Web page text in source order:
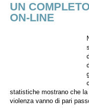
UN
ON-LINE
statistiche mostrano che la
violenza vanno di pari